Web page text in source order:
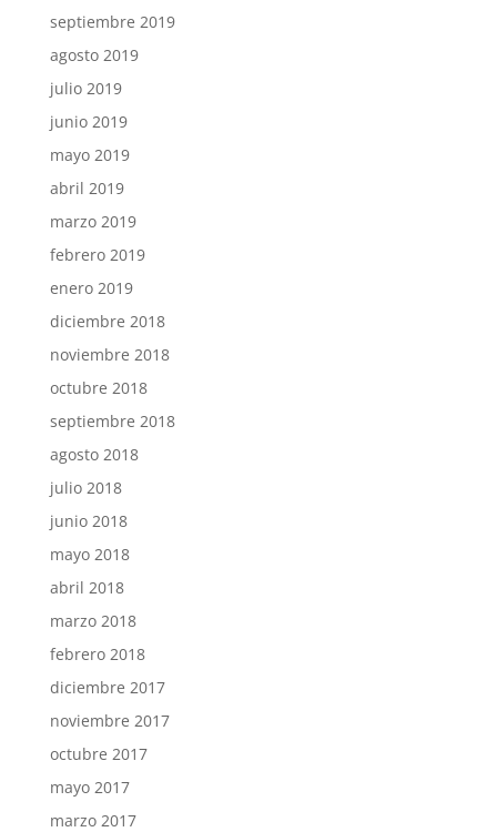
septiembre 2019
agosto 2019
julio 2019
junio 2019
mayo 2019
abril 2019
marzo 2019
febrero 2019
enero 2019
diciembre 2018
noviembre 2018
octubre 2018
septiembre 2018
agosto 2018
julio 2018
junio 2018
mayo 2018
abril 2018
marzo 2018
febrero 2018
diciembre 2017
noviembre 2017
octubre 2017
mayo 2017
marzo 2017